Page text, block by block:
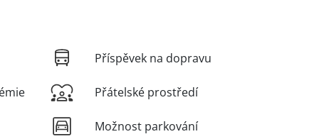
Příspěvek na dopravu
Přátelské prostředí
Možnost parkování